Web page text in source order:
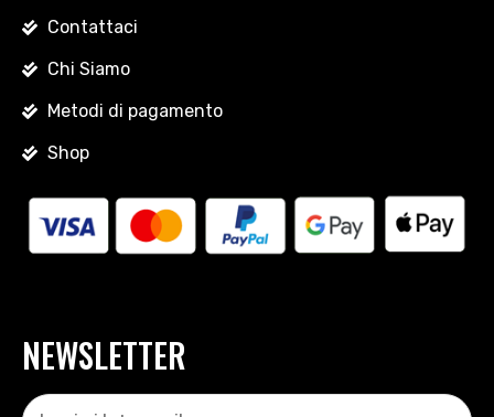
Contattaci
Chi Siamo
Metodi di pagamento
Shop
NEWSLETTER